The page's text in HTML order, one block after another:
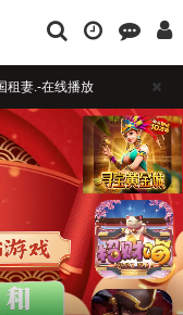
妻.-在线播放
担保注册送彩金